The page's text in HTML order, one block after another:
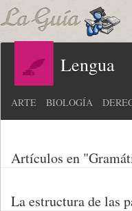
Lengua
ARTE BIOLOGÍA
Artículos en
La estructura de las